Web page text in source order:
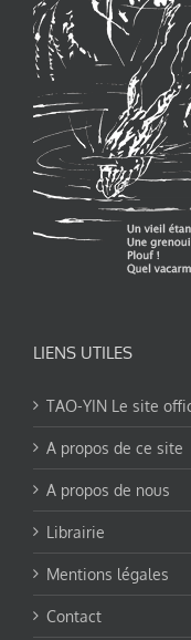
LIENS UTILES
TAO-YIN Le site
A propos de ce site
A propos de nous
Librairie
Mentions légales
Contact